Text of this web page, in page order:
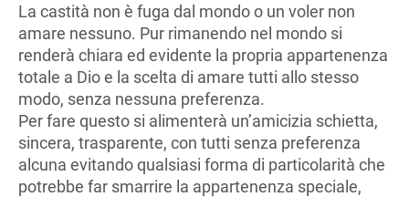
La castità non è fuga dal mondo o un voler non
amare nessuno. Pur rimanendo nel mondo si
renderà chiara ed evidente la propria appartenenza
totale a Dio e la scelta di amare tutti allo stesso
modo, senza nessuna preferenza.
Per fare questo si alimenterà un’amicizia schietta,
sincera, trasparente, con tutti senza preferenza
alcuna evitando qualsiasi forma di particolarità che
potrebbe far smarrire la appartenenza speciale,